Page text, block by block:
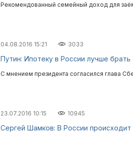
Рекомендованный семейный доход для
04.08.2016 15:21 3033
Путин: Ипотеку в России лучше брать
С мнением президента согласился глава
23.07.2016 10:15 10945
Сергей Шамков: В России